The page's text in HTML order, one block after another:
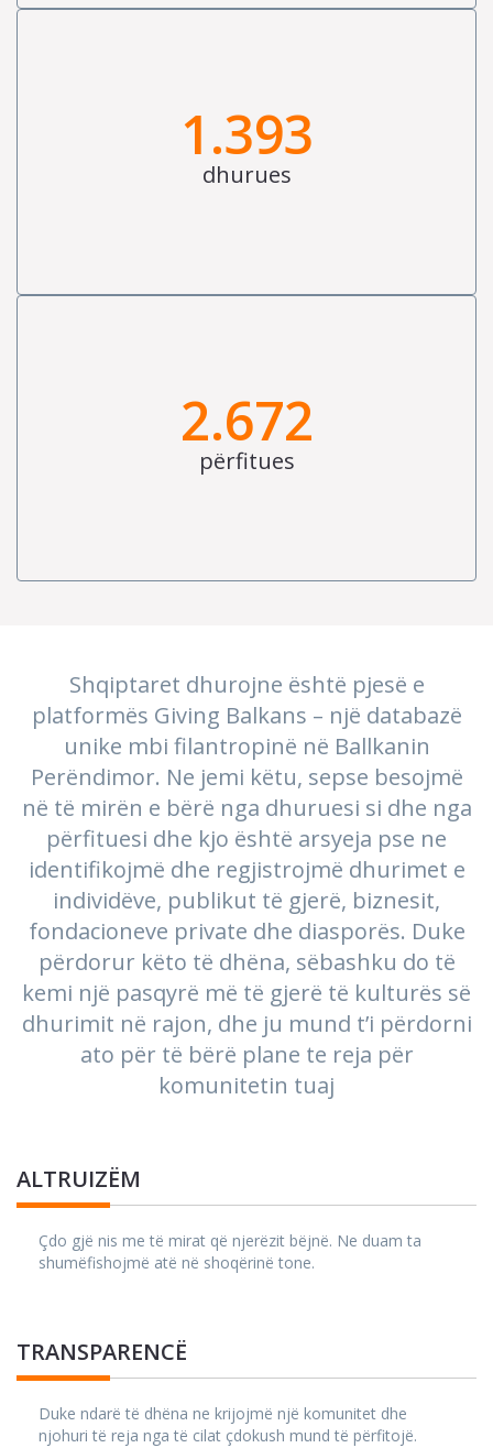
1.393
dhurues
2.672
përfitues
Shqiptaret dhurojne është pjesë e
platformës Giving Balkans – një databazë
unike mbi filantropinë në Ballkanin
Perëndimor. Ne jemi këtu, sepse besojmë
në të mirën e bërë nga dhuruesi si dhe nga
përfituesi dhe kjo është arsyeja pse ne
identifikojmë dhe regjistrojmë dhurimet e
individëve, publikut të gjerë, biznesit,
fondacioneve private dhe diasporës. Duke
përdorur këto të dhëna, sëbashku do të
kemi një pasqyrë më të gjerë të kulturës së
dhurimit në rajon, dhe ju mund t’i përdorni
ato për të bërë plane te reja për
komunitetin tuaj
ALTRUIZËM
Çdo gjë nis me të mirat që njerëzit bëjnë. Ne duam ta
shumëfishojmë atë në shoqërinë tone.
TRANSPARENCË
Duke ndarë të dhëna ne krijojmë një komunitet dhe
njohuri të reja nga të cilat çdokush mund të përfitojë.